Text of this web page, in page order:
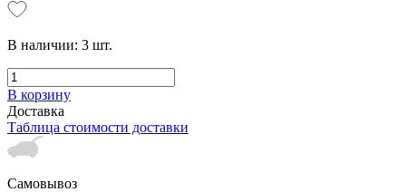
В наличии: 3 шт.
В корзину
Доставка
Таблица стоимости доставки
Самовывоз